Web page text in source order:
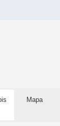
Mapa